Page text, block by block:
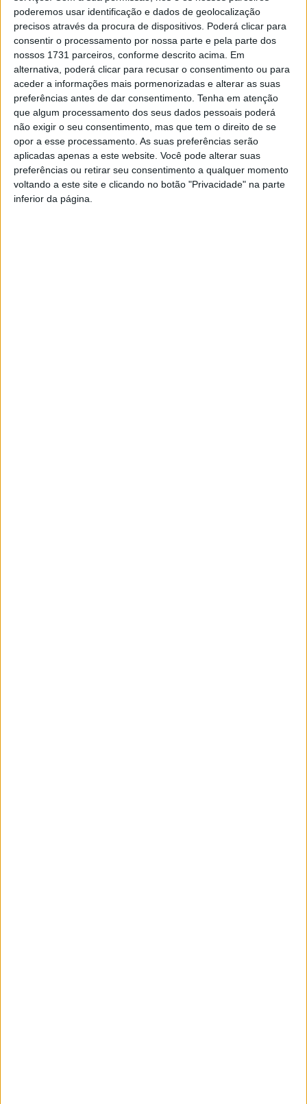
poderemos usar identificação e dados de geolocalização
precisos através da procura de dispositivos. Poderá clicar para
consentir o processamento por nossa parte e pela parte dos
nossos 1731 parceiros, conforme descrito acima. Em
alternativa, poderá clicar para recusar o consentimento ou para
aceder a informações mais pormenorizadas e alterar as suas
preferências antes de dar consentimento. Tenha em atenção
que algum processamento dos seus dados pessoais poderá
não exigir o seu consentimento, mas que tem o direito de se
opor a esse processamento. As suas preferências serão
aplicadas apenas a este website. Você pode alterar suas
preferências ou retirar seu consentimento a qualquer momento
voltando a este site e clicando no botão "Privacidade" na parte
inferior da página.
Esta e outras notícias para ouvir na Estação Diária – 96.8
FM ou em www.968.fm.
Pub
TAGS Andebol
Torneio Internacional de Andebol de Viseu
Viseu